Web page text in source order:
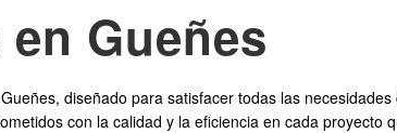
Gueñes
diseñado para satisfacer todas las
con la calidad y la eficiencia en cada proyecto